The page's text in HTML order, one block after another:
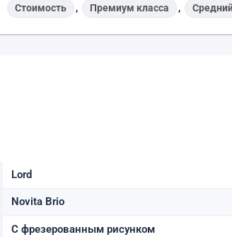
Стоимость , Премиум класса ,
Lord
Novita Brio
С фрезерованным рисунком